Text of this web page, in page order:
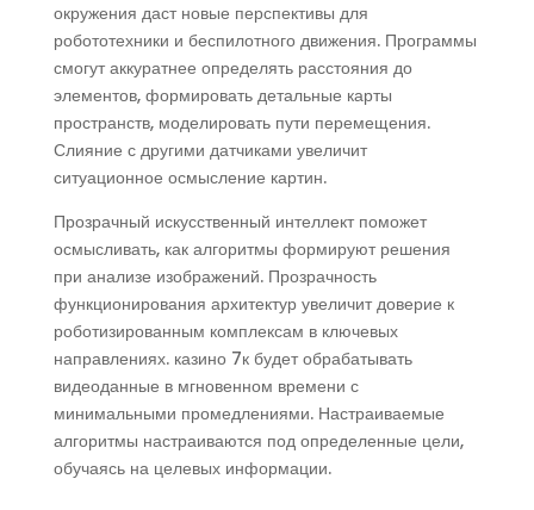
окружения даст новые перспективы для
робототехники и беспилотного движения. Программы
смогут аккуратнее определять расстояния до
элементов, формировать детальные карты
пространств, моделировать пути перемещения.
Слияние с другими датчиками увеличит
ситуационное осмысление картин.
Прозрачный искусственный интеллект поможет
осмысливать, как алгоритмы формируют решения
при анализе изображений. Прозрачность
функционирования архитектур увеличит доверие к
роботизированным комплексам в ключевых
направлениях. казино 7к будет обрабатывать
видеоданные в мгновенном времени с
минимальными промедлениями. Настраиваемые
алгоритмы настраиваются под определенные цели,
обучаясь на целевых информации.